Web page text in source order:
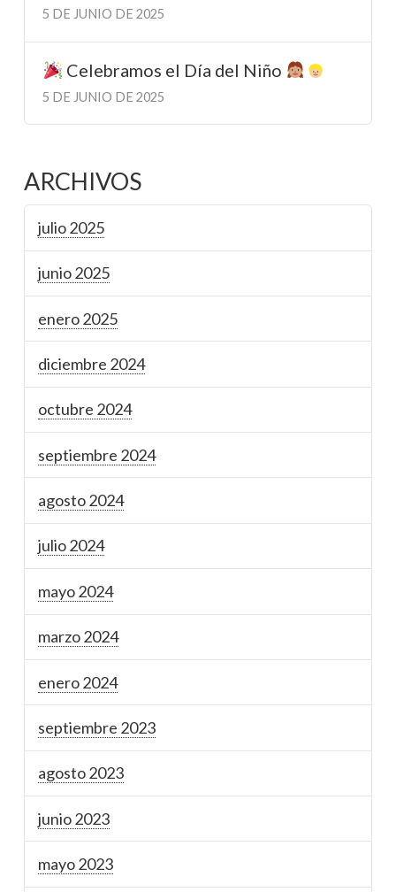
5 DE JUNIO DE 2025
Celebramos el Día del Niño
5 DE JUNIO DE 2025
ARCHIVOS
julio 2025
junio 2025
enero 2025
diciembre 2024
octubre 2024
septiembre 2024
agosto 2024
julio 2024
mayo 2024
marzo 2024
enero 2024
septiembre 2023
agosto 2023
junio 2023
mayo 2023